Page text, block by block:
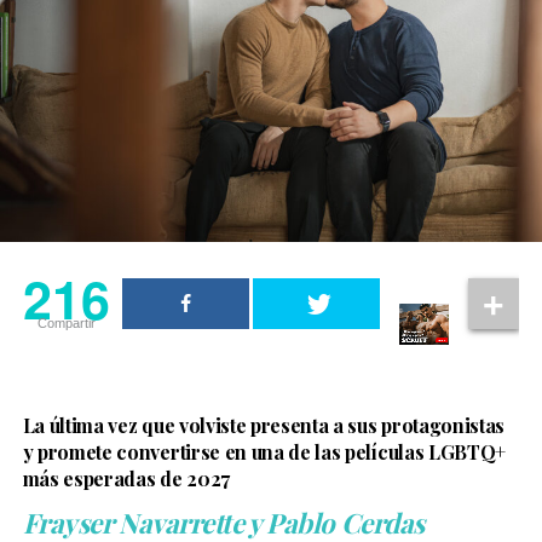
actor. En una entrevista con Rolling Stone UK, explicó
que Sinon representa el impacto de la guerra en
quienes quedan atrapados en ella y aseguró que Elliot
Page hizo un trabajo “increíble” al dar vida al
personaje.
216
Compartir
La última vez que volviste presenta a sus protagonistas
y promete convertirse en una de las películas LGBTQ+
más esperadas de 2027
Frayser Navarrette y Pablo Cerdas